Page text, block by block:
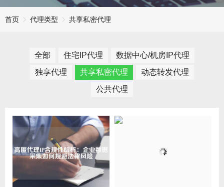
首页 代理类型 共享私密代理
全部 住宅IP代理
数据中心/机房IP代理
独享代理
共享私密代理
动态转发代理
公共代理